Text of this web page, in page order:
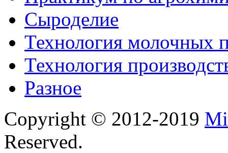
Сыроделие
Технология молочных
Технология
Разное
Copyright © 2012-2019
Reserved.